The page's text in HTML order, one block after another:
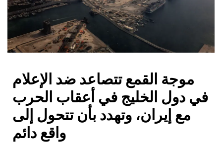
موجة القمع تتصاعد ضد الإعلام
في دول الخليج في أعقاب الحرب
مع إيران، وتهدد بأن تتحول إلى
واقع دائم